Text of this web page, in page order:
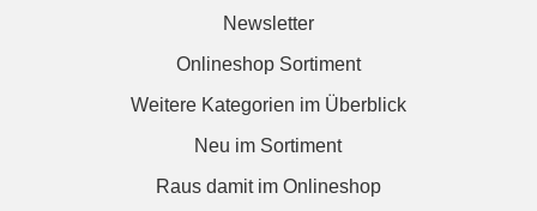
Newsletter
Onlineshop Sortiment
Weitere Kategorien im Überblick
Neu im Sortiment
Raus damit im Onlineshop